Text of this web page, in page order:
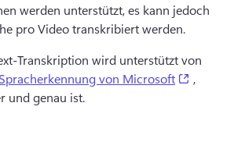
werden unterstützt, es kann jedoch
pro Video transkribiert werden.
Transkription wird unterstützt von
von Microsoft
,
und genau ist.